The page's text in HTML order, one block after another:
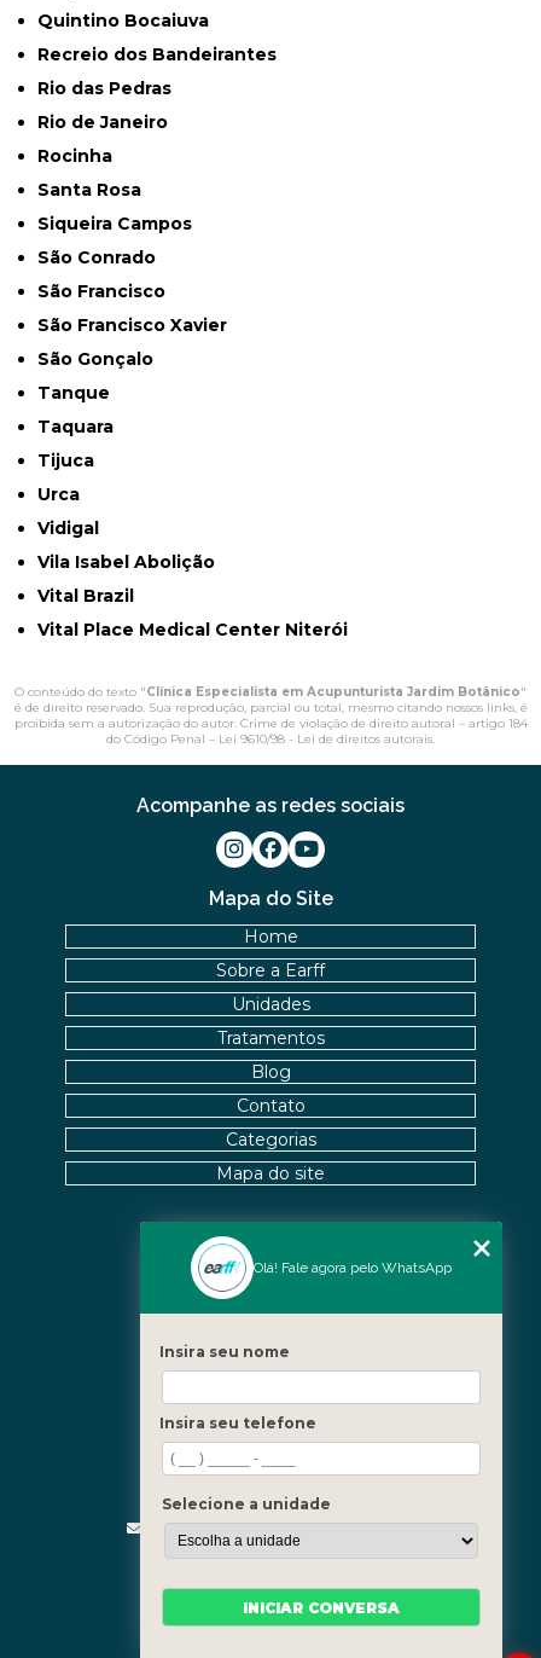
Quintino Bocaiuva
Recreio dos Bandeirantes
Rio das Pedras
Rio de Janeiro
Rocinha
Santa Rosa
Siqueira Campos
São Conrado
São Francisco
São Francisco Xavier
São Gonçalo
Tanque
Taquara
Tijuca
Urca
Vidigal
Vila Isabel Abolição
Vital Brazil
Vital Place Medical Center Niterói
O conteúdo do texto "Clínica Especialista em Acupunturista Jardim Botânico"
é de direito reservado. Sua reprodução, parcial ou total, mesmo citando nossos links, é
proibida sem a autorização do autor. Crime de violação de direito autoral – artigo 184
do Código Penal – Lei 9610/98 - Lei de direitos autorais.
Fale Conosco
(21) 3619-5657
(21) 99390-3850
contato@fisioterapiainvestigativa.com
Segunda a sexta, das 7h às 21h
Nossas Unidades
Barra - Rio de Janeiro
Mapa do Site
Home
Sobre a Earff
Unidades
Tratamentos
Blog
Contato
Categorias
Mapa do site
Acompanhe as redes sociais
Olá! Fale agora pelo WhatsApp
Insira seu nome
Insira seu telefone
Selecione a unidade
INICIAR CONVERSA